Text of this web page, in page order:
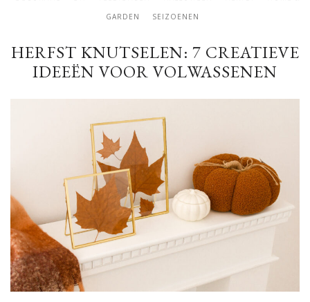
GARDEN
SEIZOENEN
HERFST KNUTSELEN: 7 CREATIEVE
IDEEËN VOOR VOLWASSENEN